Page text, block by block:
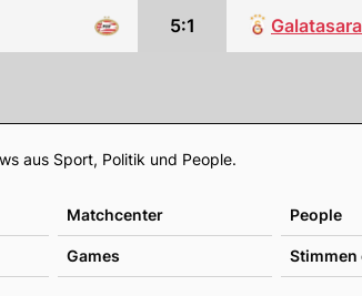
5:1
aus Sport, Politik und People.
Matchcenter People
Games Stimmen